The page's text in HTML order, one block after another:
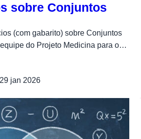
sobre Conjuntos
(com gabarito) sobre Conjuntos
do Projeto Medicina para o
ITA.
jan 2026